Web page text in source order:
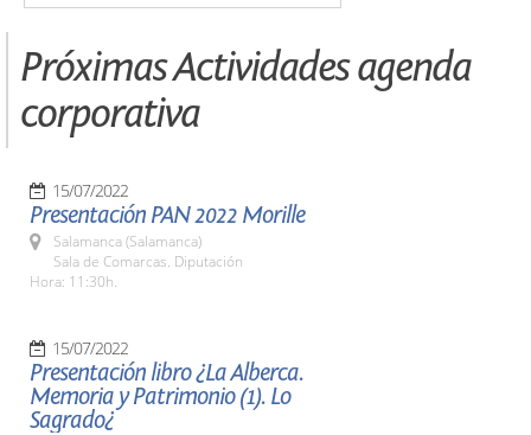
Próximas Actividades agenda
corporativa
15/07/2022
Presentación PAN 2022 Morille
Salamanca (Salamanca)
Sala de Comarcas. Diputación
Hora: 11:30h.
15/07/2022
Presentación libro ¿La Alberca.
Memoria y Patrimonio (1). Lo
Sagrado¿